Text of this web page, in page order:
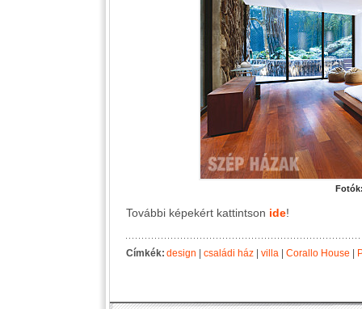
További képekért kattintson ide!
Címkék:design családi ház villa Corallo House